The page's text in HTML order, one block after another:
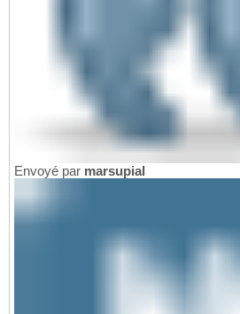
Envoyé par marsupial